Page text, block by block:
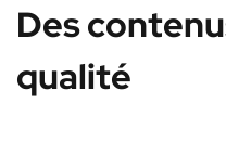
Des
qualité